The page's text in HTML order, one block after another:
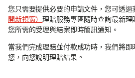
您只需要提供必要的申請文件，您可透過
開新視窗）理賠服務專區隨時查詢最新
您所需的受理與結案即時簡訊通知。
當我們完成理賠並付款成功時，我們將
您，向您說明理賠結果。